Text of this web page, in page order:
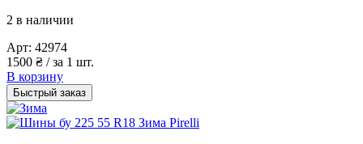
2 в наличии
Арт: 42974
1500 ₴ / за 1 шт.
В корзину
Быстрый заказ